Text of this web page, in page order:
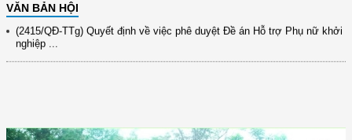
VĂN BẢN HỘI
(2415/QĐ-TTg) Quyết định về việc phê duyệt Đề án Hỗ trợ Phụ nữ khởi
nghiệp ...